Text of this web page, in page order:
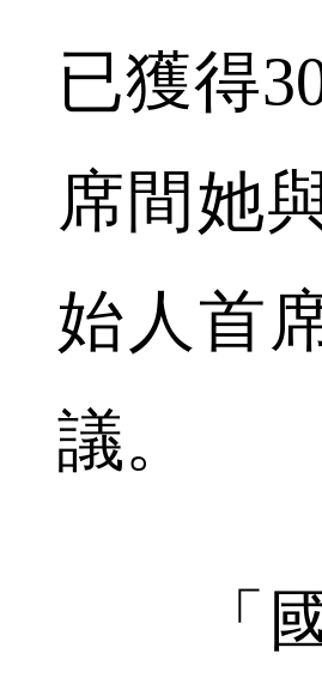
已獲得
席間她
始人首
議。
「國